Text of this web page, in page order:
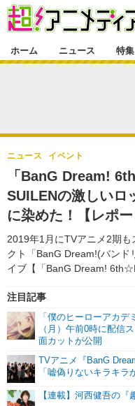
ゲーム・アプリ
グッズ
声優
舞台
特集一覧
ラキりす
連載マンガ
番組・動画
番組・動画一覧
動画
連載・ブログ
連載・ブログ一覧
編集部ブログ・お知らせ
ホーム ニュース 特集
「BanG Dream!
SUILENの激しいロ
に染めた！【レポー
2019年1月にTVアニメ2期
クト「BanG Dream!(バンド
イブ【「BanG Dream!
ニュース イベント
注目記事
「僕のヒーローアカ
（月）午前0時に配信
面カットが公開
TVアニメ『BanG
「嘘偽りないキラキラ
【連載】河西健吾の『